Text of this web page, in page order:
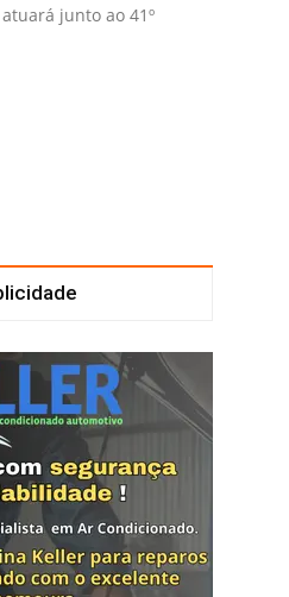
atuará junto ao 41º